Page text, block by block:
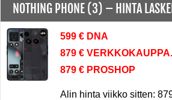
NOTHING PHONE (3) – HINTA
599 € DNA
879 €
879 € PROSHOP
Alin hinta viikko sitten: